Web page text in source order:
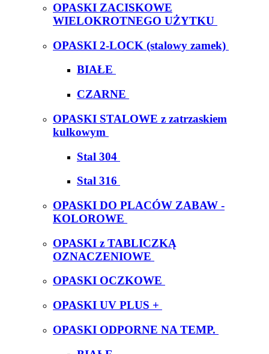
OPASKI ZACISKOWE
WIELOKROTNEGO UŻYTKU
OPASKI 2-LOCK (stalowy zamek)
BIAŁE
CZARNE
OPASKI STALOWE z zatrzaskiem
kulkowym
Stal 304
Stal 316
OPASKI DO PLACÓW ZABAW -
KOLOROWE
OPASKI z TABLICZKĄ
OZNACZENIOWE
OPASKI OCZKOWE
OPASKI UV PLUS +
OPASKI ODPORNE NA TEMP.